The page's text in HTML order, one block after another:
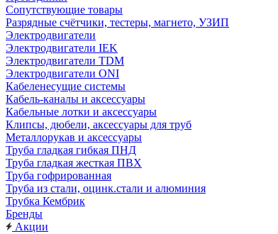
Сопутствующие товары
Разрядные счётчики, тестеры, магнето, УЗИП
Электродвигатели
Электродвигатели IEK
Электродвигатели TDM
Электродвигатели ONI
Кабеленесущие системы
Кабель-каналы и аксессуары
Кабельные лотки и аксессуары
Клипсы, дюбели, аксессуары для труб
Металлорукав и аксессуары
Труба гладкая гибкая ПНД
Труба гладкая жесткая ПВХ
Труба гофрированная
Труба из стали, оцинк.стали и алюминия
Трубка Кембрик
Бренды
Акции